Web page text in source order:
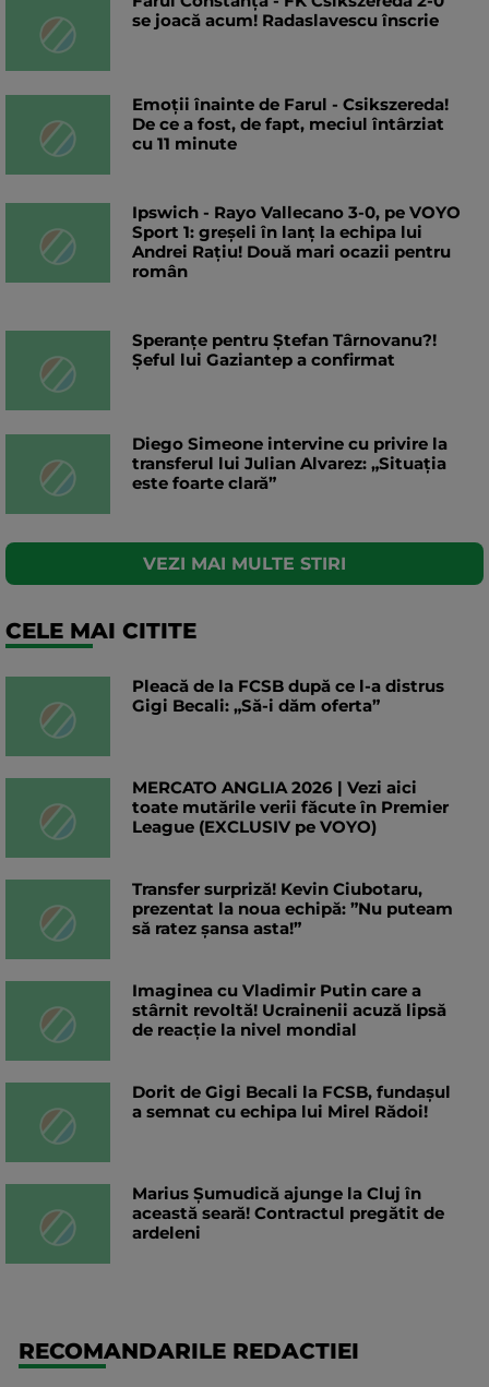
se joacă acum! Radaslavescu înscrie
Emoții înainte de Farul - Csikszereda!
De ce a fost, de fapt, meciul întârziat
cu 11 minute
Ipswich - Rayo Vallecano 3-0, pe VOYO
Sport 1: greșeli în lanț la echipa lui
Andrei Rațiu! Două mari ocazii pentru
român
Speranțe pentru Ștefan Târnovanu?!
Șeful lui Gaziantep a confirmat
Diego Simeone intervine cu privire la
transferul lui Julian Alvarez: „Situația
este foarte clară”
VEZI MAI MULTE STIRI
CELE MAI CITITE
Pleacă de la FCSB după ce l-a distrus
Gigi Becali: „Să-i dăm oferta”
MERCATO ANGLIA 2026 | Vezi aici
toate mutările verii făcute în Premier
League (EXCLUSIV pe VOYO)
Transfer surpriză! Kevin Ciubotaru,
prezentat la noua echipă: ”Nu puteam
să ratez șansa asta!”
Imaginea cu Vladimir Putin care a
stârnit revoltă! Ucrainenii acuză lipsă
de reacție la nivel mondial
Dorit de Gigi Becali la FCSB, fundașul
a semnat cu echipa lui Mirel Rădoi!
Marius Șumudică ajunge la Cluj în
această seară! Contractul pregătit de
ardeleni
RECOMANDARILE REDACTIEI